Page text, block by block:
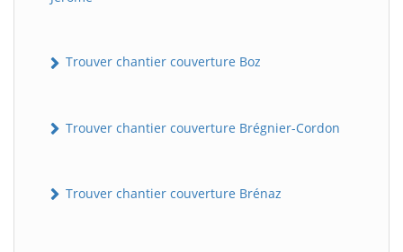
Trouver chantier couverture Boz
Trouver chantier couverture Brégnier-Cordon
Trouver chantier couverture Brénaz